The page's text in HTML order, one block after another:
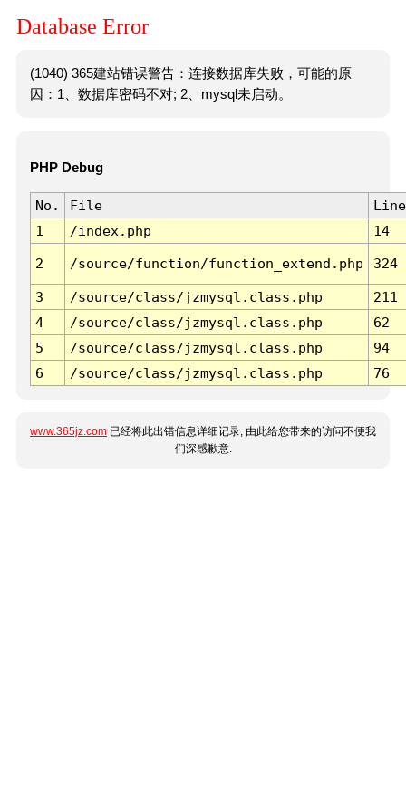
Database Error
(1040) 365建站错误警告：连接数据库失败，可能的原
因：1、数据库密码不对; 2、mysql未启动。
PHP Debug
No. File
Line
1
/index.php 14
2 /source/function/function_extend.php 324
3 /source/class/jzmysql.class.php
211
4
/source/class/jzmysql.class.php
62
5
/source/class/jzmysql.class.php
94
6
/source/class/jzmysql.class.php 76
www.365jz.com 已经将此出错信息详细记录, 由此给您带来的访问不便我
们深感歉意.